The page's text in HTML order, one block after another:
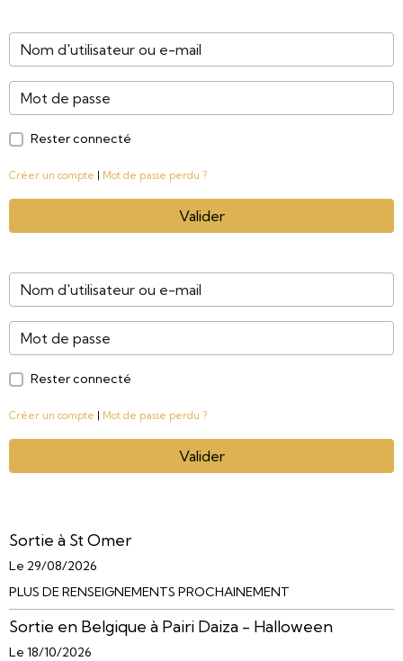
Rester connecté
Créer un compte Mot de passe perdu ?
Valider
Rester connecté
Créer un compte Mot de passe perdu ?
Valider
Sortie à St Omer
Le 29/08/2026
PLUS DE RENSEIGNEMENTS PROCHAINEMENT
Sortie en Belgique à Pairi Daiza - Halloween
Le 18/10/2026